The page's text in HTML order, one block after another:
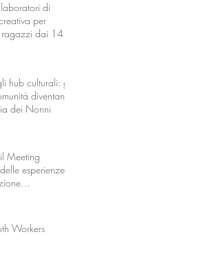
di
per
dai 14
hub culturali: gli
diventano
dei Nonni
Meeting
esperienze
Workers